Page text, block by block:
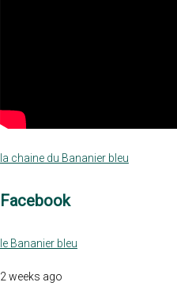
la chaine du Bananier bleu
Facebook
le Bananier bleu
2 weeks ago